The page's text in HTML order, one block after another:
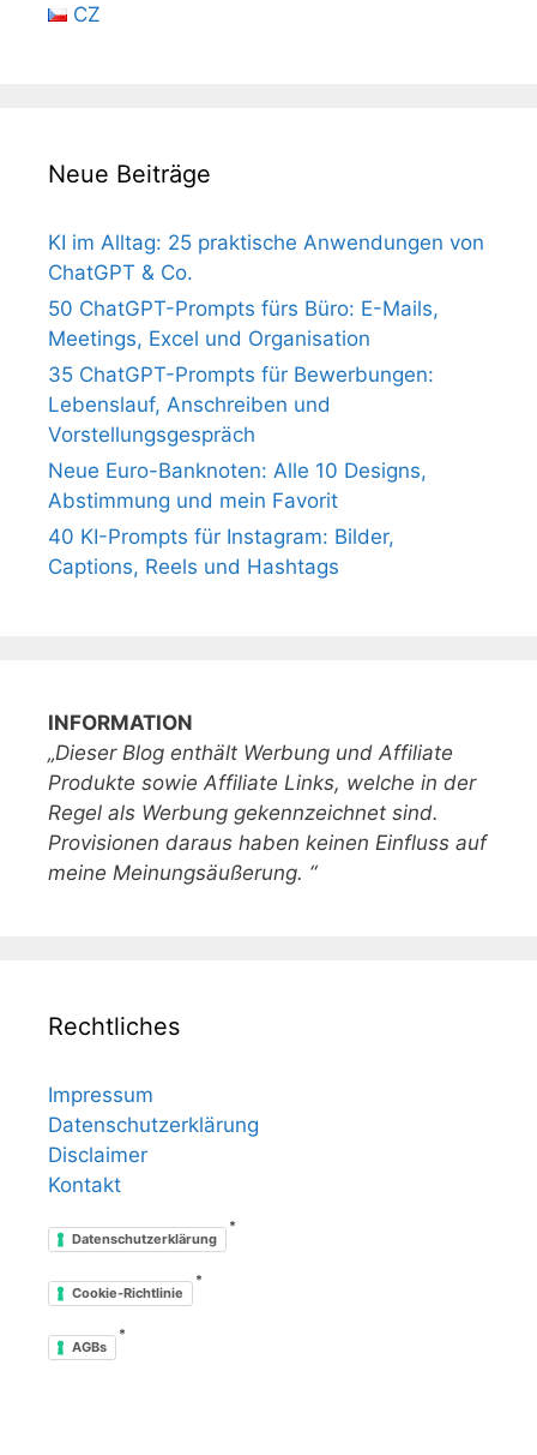
CZ
Neue Beiträge
KI im Alltag: 25 praktische Anwendungen von
ChatGPT & Co.
50 ChatGPT-Prompts fürs Büro: E-Mails,
Meetings, Excel und Organisation
35 ChatGPT-Prompts für Bewerbungen:
Lebenslauf, Anschreiben und
Vorstellungsgespräch
Neue Euro-Banknoten: Alle 10 Designs,
Abstimmung und mein Favorit
40 KI-Prompts für Instagram: Bilder,
Captions, Reels und Hashtags
INFORMATION
„Dieser Blog enthält Werbung und Affiliate
Produkte sowie Affiliate Links, welche in der
Regel als Werbung gekennzeichnet sind.
Provisionen daraus haben keinen Einfluss auf
meine Meinungsäußerung. “
Rechtliches
Impressum
Datenschutzerklärung
Disclaimer
Kontakt
Datenschutzerklärung
*
Cookie-Richtlinie
*
AGBs
*